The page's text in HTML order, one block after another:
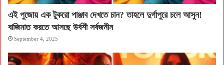
এই পুজোয় এক টুকরো পাঞ্জাব দেখতে চান? তাহলে দুর্গাপুরে চলে আসুন!
বাজিমাত করতে আসছে উর্বশী সর্বজনীন
September 4, 2025